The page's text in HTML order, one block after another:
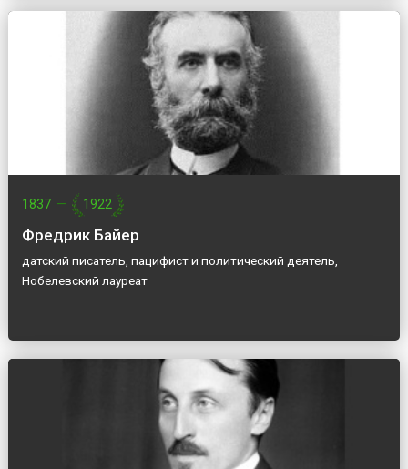
1837 — 1922
Фредрик Байер
датский писатель, пацифист и политический деятель,
Нобелевский лауреат